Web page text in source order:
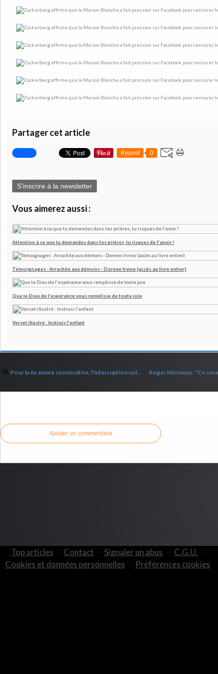
Partager cet article
Repost 0
S'inscrire à la newsletter
Vous aimerez aussi :
Attention à ce que tu demandes dans tes prières, tu risques de l'avoir !
Témoignages : Arrachée aux démons - Doreen Irvine (accès au livre entier)
Que le Dieu de l'espérance vous remplisse de toute joie
Verset illustré : Instruis l'enfant
Pour la 6e année consécutive, l'interruption volontaire de grossesse a été la principale cause de décès dans le monde en 2024
Ajouter un commentaire
Top articles Contact Signaler un abus
C.G.U.
Cookies et données personnelles
Préférences cookies